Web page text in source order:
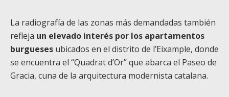
La radiografía de las zonas más demandadas también
refleja un elevado interés por los apartamentos
burgueses ubicados en el distrito de l’Eixample, donde
se encuentra el “Quadrat d’Or” que abarca el Paseo de
Gracia, cuna de la arquitectura modernista catalana.